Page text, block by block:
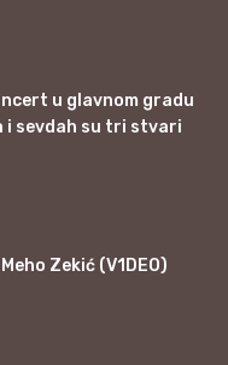
u glavnom gradu
i sevdah su tri stvari
Zekić (V1DEO)